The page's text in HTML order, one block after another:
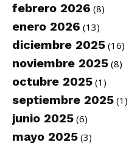
febrero 2026 (8)
enero 2026 (13)
diciembre 2025 (16)
noviembre 2025 (8)
octubre 2025 (1)
septiembre 2025 (1)
junio 2025 (6)
mayo 2025 (3)